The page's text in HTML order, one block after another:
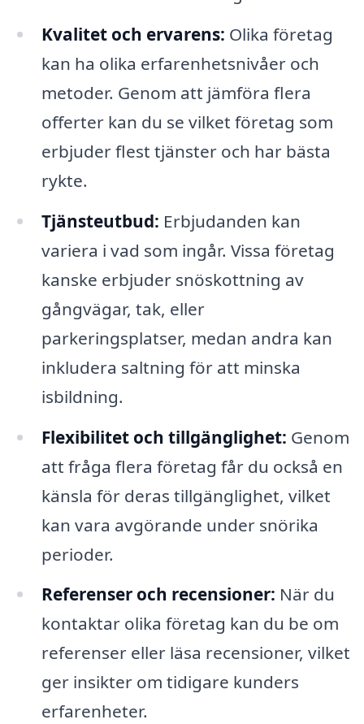
Kvalitet och ervarens: Olika företag
kan ha olika erfarenhetsnivåer och
metoder. Genom att jämföra flera
offerter kan du se vilket företag som
erbjuder flest tjänster och har bästa
rykte.
Tjänsteutbud: Erbjudanden kan
variera i vad som ingår. Vissa företag
kanske erbjuder snöskottning av
gångvägar, tak, eller
parkeringsplatser, medan andra kan
inkludera saltning för att minska
isbildning.
Flexibilitet och tillgänglighet: Genom
att fråga flera företag får du också en
känsla för deras tillgänglighet, vilket
kan vara avgörande under snörika
perioder.
Referenser och recensioner: När du
kontaktar olika företag kan du be om
referenser eller läsa recensioner, vilket
ger insikter om tidigare kunders
erfarenheter.